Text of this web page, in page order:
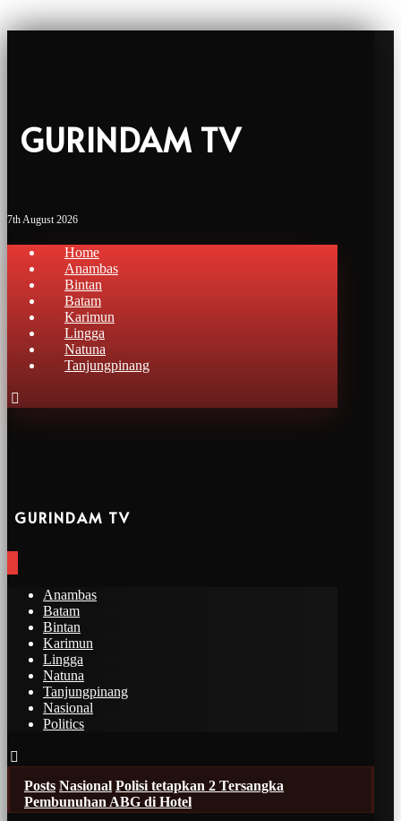
GURINDAM TV
7th August 2026
Home
Anambas
Bintan
Batam
Karimun
Lingga
Natuna
Tanjungpinang
GURINDAM TV
Anambas
Batam
Bintan
Karimun
Lingga
Natuna
Tanjungpinang
Nasional
Politics
Posts Nasional Polisi tetapkan 2 Tersangka
Pembunuhan ABG di Hotel